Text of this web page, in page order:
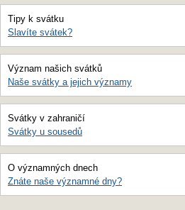
Tipy k svátku
Slavíte svátek?
Význam našich svátků
Naše svátky a jejich významy
Svátky v zahraničí
Svátky u sousedů
O významných dnech
Znáte naše významné dny?